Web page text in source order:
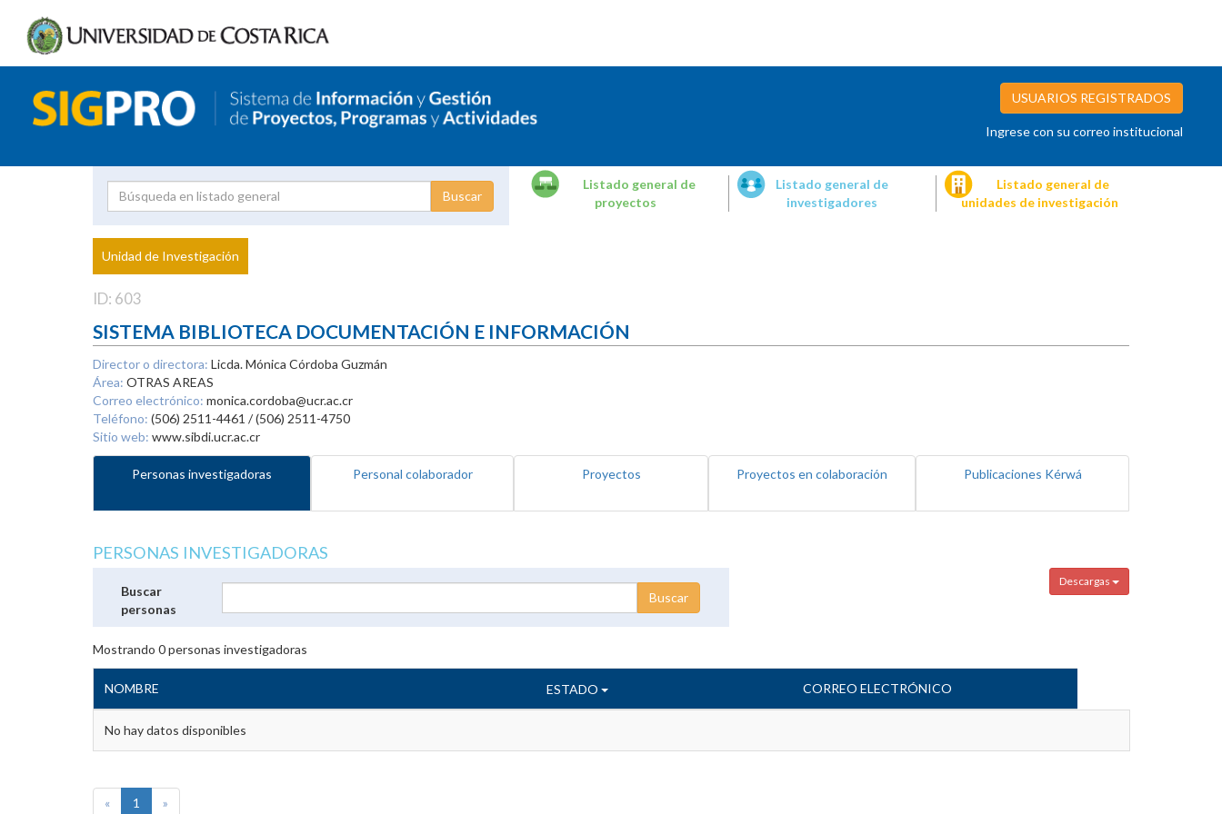
USUARIOS REGISTRADOS
Ingrese con su correo institucional
Proyecto
Investigador
Listado general de
proyectos
Listado general de
investigadores
Listado general de
unidades de investigación
Unidad de Investigación
ID: 603
SISTEMA BIBLIOTECA DOCUMENTACIÓN E INFORMACIÓN
Director o directora: Licda. Mónica Córdoba Guzmán
Área: OTRAS AREAS
Correo electrónico: monica.cordoba@ucr.ac.cr
Teléfono: (506) 2511-4461 / (506) 2511-4750
Sitio web: www.sibdi.ucr.ac.cr
Personas investigadoras Personal colaborador Proyectos Proyectos en colaboración Publicaciones Kérwá
PERSONAS INVESTIGADORAS
Descargas
Buscar
personas
Mostrando 0personas investigadoras
NOMBRE ESTADO CORREO ELECTRÓNICO
No hay datos disponibles
« 1 »